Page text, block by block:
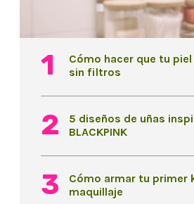
Cómo hacer que tu piel
sin filtros
5 diseños de uñas
BLACKPINK
Cómo armar tu primer
maquillaje